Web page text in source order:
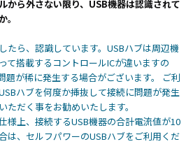
から外さない限り、USB機器は認識されて
。
たら、認識しています。USBハブは周辺機
て搭載するコントロールICが違いますの
題が稀に発生する場合がございます。 ご利
ハブを何度か挿抜して接続に問題が発生
ただく事をお勧めいたします。
様上、接続するUSB機器の合計電流値が10
は、セルフパワーのUSBハブをご利用くだ